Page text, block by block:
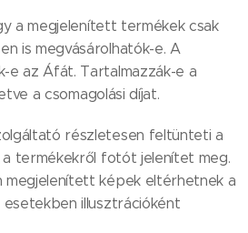
a megjelenített termékek csak
is megvásárolhatók-e. A
e az Áfát. Tartalmazzák-e a
a csomagolási díjat.
részletesen feltünteti a
a termékekről fotót jelenítet meg.
megjelenített képek eltérhetnek a
esetekben illusztrációként